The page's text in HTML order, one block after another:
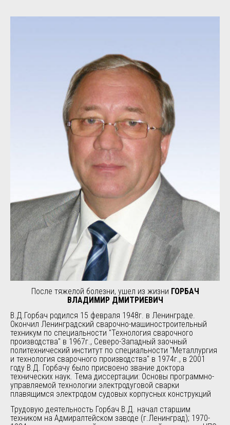
После тяжелой болезни, ушел из жизни ГОРБАЧ
ВЛАДИМИР ДМИТРИЕВИЧ
В.Д.Горбач родился 15 февраля 1948г. в Ленинграде.
Окончил Ленинградский сварочно-машиностроительный
техникум по специальности "Технология сварочного
производства" в 1967г., Северо-Западный заочный
политехнический институт по специальности "Металлургия
и технология сварочного производства" в 1974г., в 2001
году В.Д. Горбачу было присвоено звание доктора
технических наук. Тема диссертации: Основы программно-
управляемой технологии электродуговой сварки
плавящимся электродом судовых корпусных конструкций
Трудовую деятельность Горбач В.Д. начал старшим
техником на Адмиралтейском заводе (г.Ленинград); 1970-